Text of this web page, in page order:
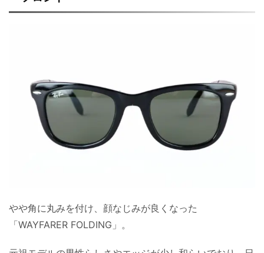
やや角に丸みを付け、顔なじみが良くなった
「WAYFARER FOLDING」。